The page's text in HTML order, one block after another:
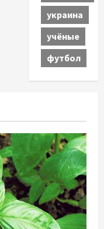
украина
учёные
футбол